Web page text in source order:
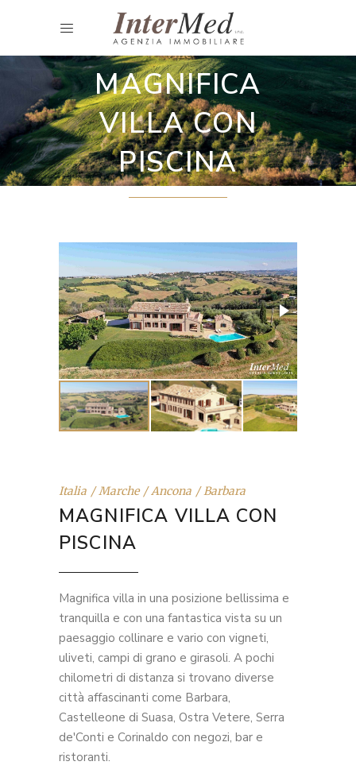
Ville
MAGNIFICA
VILLA CON
PISCINA
Italia Marche Ancona Barbara
MAGNIFICA VILLA CON
PISCINA
Magnifica villa in una posizione bellissima e
tranquilla e con una fantastica vista su un
paesaggio collinare e vario con vigneti,
uliveti, campi di grano e girasoli. A pochi
chilometri di distanza si trovano diverse
città affascinanti come Barbara,
Castelleone di Suasa, Ostra Vetere, Serra
de'Conti e Corinaldo con negozi, bar e
ristoranti.